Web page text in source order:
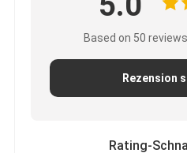
Based on 50
Rezension
Rating-